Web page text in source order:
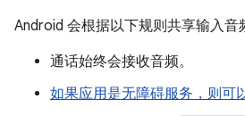
Android 会根据以下规则共享输入音
通话始终会接收音频。
如果应用是无障碍服务，则可